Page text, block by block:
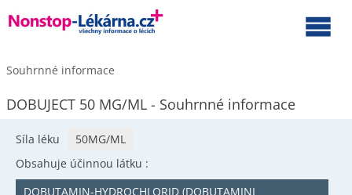
Souhrnné informace
DOBUJECT 50 MG/ML - Souhrnné informace
Síla léku
50MG/ML
Obsahuje účinnou látku :
DOBUTAMIN-HYDROCHLORID (DOBUTAMINI